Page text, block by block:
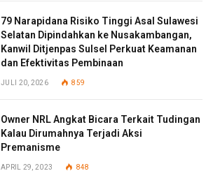
79 Narapidana Risiko Tinggi Asal Sulawesi
Selatan Dipindahkan ke Nusakambangan,
Kanwil Ditjenpas Sulsel Perkuat Keamanan
dan Efektivitas Pembinaan
JULI 20, 2026 859
Owner NRL Angkat Bicara Terkait Tudingan
Kalau Dirumahnya Terjadi Aksi
Premanisme
APRIL 29, 2023 848